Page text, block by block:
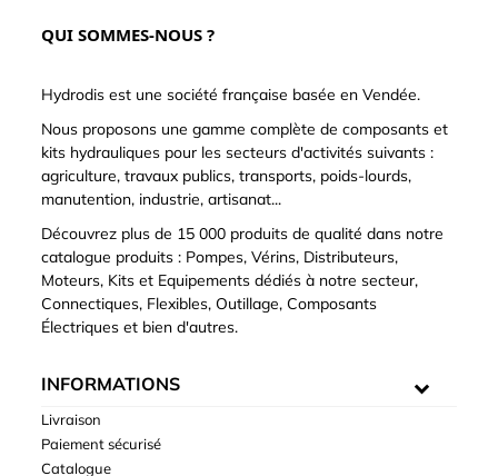
QUI SOMMES-NOUS ?
Hydrodis est une société française basée en Vendée.
Nous proposons une gamme complète de composants et
kits hydrauliques pour les secteurs d'activités suivants :
agriculture, travaux publics, transports, poids-lourds,
manutention, industrie, artisanat...
Découvrez plus de 15 000 produits de qualité dans notre
catalogue produits : Pompes, Vérins, Distributeurs,
Moteurs, Kits et Equipements dédiés à notre secteur,
Connectiques, Flexibles, Outillage, Composants
Électriques et bien d'autres.
INFORMATIONS
Livraison
Paiement sécurisé
Catalogue